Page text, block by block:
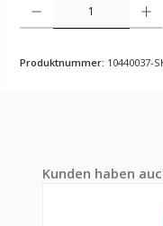
Produktnummer: 10440037-
Produktgalerie
Kunden haben